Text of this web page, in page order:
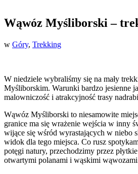
Wąwóz Myśliborski –
w Góry, Trekking
W niedziele wybraliśmy się na mały
Myśliborskim. Warunki bardzo jesienne
malowniczość i atrakcyjność trasy
Wąwóz Myśliborski to niesamowite
granice ma się wrażenie wejścia w inny
wijące się wśród wyrastających w niebo
widok dla tego miejsca. Co rusz
potęgi natury, przechodzimy przez
otwartymi polanami i wąskimi